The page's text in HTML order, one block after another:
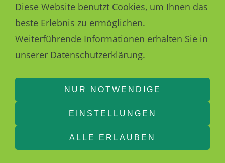
KONTAKT
Diese Website benutzt Cookies, um Ihnen das
beste Erlebnis zu ermöglichen.
Weiterführende Informationen erhalten Sie in
unserer Datenschutzerklärung.
NUR NOTWENDIGE
EINSTELLUNGEN
ALLE ERLAUBEN